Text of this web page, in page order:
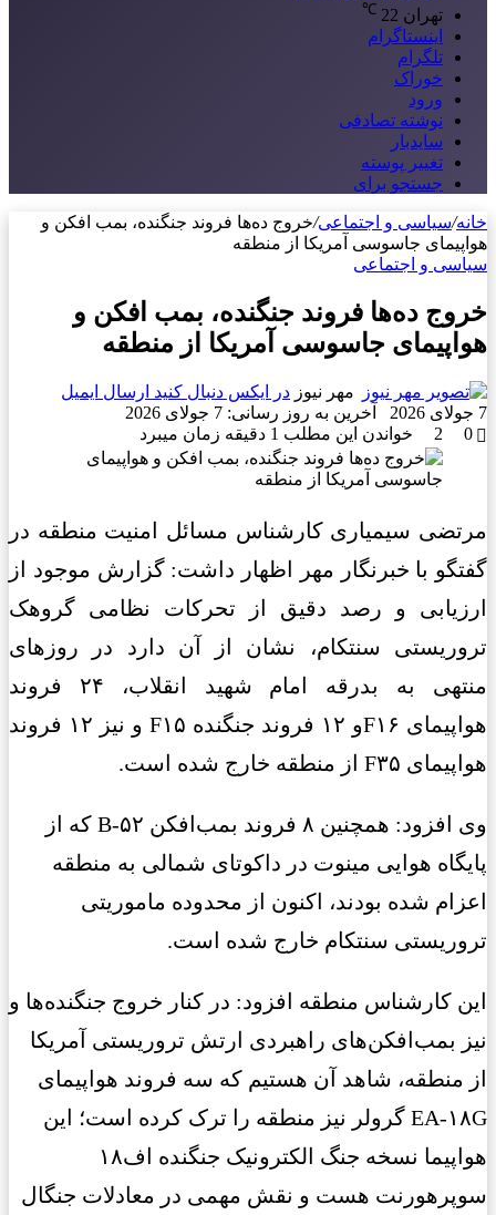
تهران 22
℃
اینستاگرام
تلگرام
خوراک
ورود
نوشته تصادفی
سایدبار
تغییر پوسته
جستجو برای
خانه/سیاسی و اجتماعی/خروج ده‌ها فروند جنگنده، بمب افکن و
هواپیمای جاسوسی آمریکا از منطقه
سیاسی و اجتماعی
خروج ده‌ها فروند جنگنده، بمب افکن و
هواپیمای جاسوسی آمریکا از منطقه
مهر نیوز در ایکس دنبال کنید ارسال ایمیل
7 جولای 2026
آخرین به روز رسانی: 7 جولای 2026
0
خواندن این مطلب 1 دقیقه زمان میبرد
مرتضی سیمیاری کارشناس مسائل امنیت منطقه در
گفتگو با خبرنگار مهر اظهار داشت: گزارش موجود از
ارزیابی و رصد دقیق از تحرکات نظامی گروهک
تروریستی سنتکام، نشان از آن دارد در روزهای
منتهی به بدرقه امام شهید انقلاب، ۲۴ فروند
هواپیمای F۱۶و ۱۲ فروند جنگنده F۱۵ و نیز ۱۲ فروند
هواپیمای F۳۵ از منطقه خارج شده است.
وی افزود: همچنین ۸ فروند بمب‌افکن B-۵۲ که از
پایگاه هوایی مینوت در داکوتای شمالی به منطقه
اعزام شده بودند، اکنون از محدوده ماموریتی
تروریستی سنتکام خارج شده است.
این کارشناس منطقه افزود: در کنار خروج جنگنده‌ها و
نیز بمب‌افکن‌های راهبردی ارتش تروریستی آمریکا
از منطقه، شاهد آن هستیم که سه فروند هواپیمای
EA-۱۸G گرولر نیز منطقه را ترک کرده است؛ این
هواپیما نسخه جنگ الکترونیک جنگنده اف۱۸
سوپرهورنت هست و نقش مهمی در معادلات جنگال